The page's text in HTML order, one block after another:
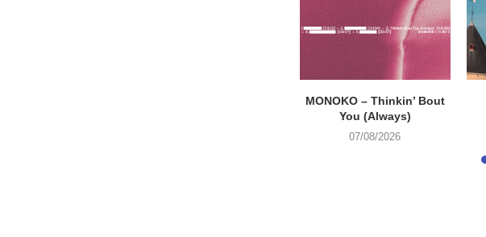
MONOKO – Thinkin’ Bout
You (Always)
07/08/2026